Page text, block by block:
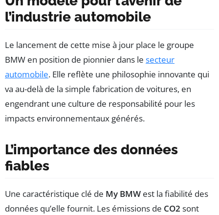
l’industrie automobile
Le lancement de cette mise à jour place le groupe
BMW en position de pionnier dans le secteur
automobile. Elle reflète une philosophie innovante qui
va au-delà de la simple fabrication de voitures, en
engendrant une culture de responsabilité pour les
impacts environnementaux générés.
L’importance des données
fiables
Une caractéristique clé de My BMW est la fiabilité des
données qu’elle fournit. Les émissions de CO2 sont